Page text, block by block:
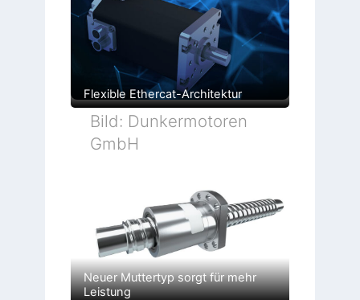
Flexible Ethercat-Architektur
Bild: Dunkermotoren
GmbH
Neuer Muttertyp sorgt für mehr
Leistung